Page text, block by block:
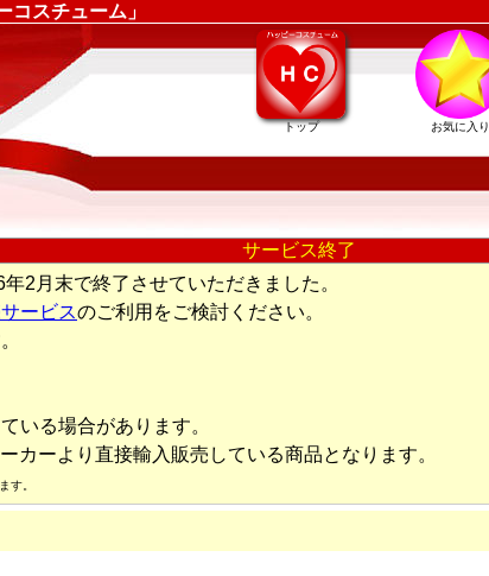
スチューム」
トップ お気に入り
サービス終了
2月末で終了させていただきました。
ービスのご利用をご検討ください。
いる場合があります。
カーより直接輸入販売している商品となります。
す。